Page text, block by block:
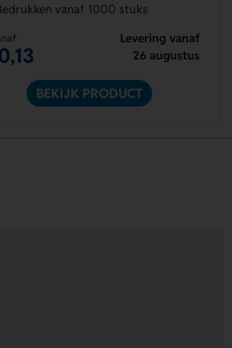
vanaf 1000 stuks
Levering vanaf
26 augustus
BEKIJK PRODUCT